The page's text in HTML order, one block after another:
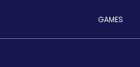
GAMES